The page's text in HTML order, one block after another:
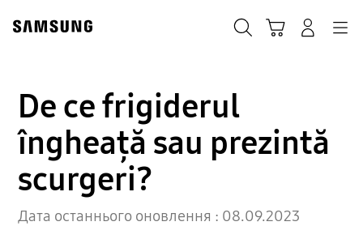
content
De ce frigiderul
îngheață sau prezintă
scurgeri?
Дата останнього оновлення : 08.09.2023